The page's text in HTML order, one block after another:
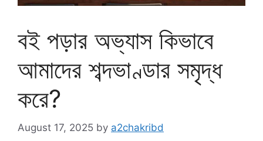
বই পড়ার অভ্যাস কিভাবে
আমাদের শব্দভাণ্ডার সমৃদ্ধ
করে?
August 17, 2025 by a2chakribd